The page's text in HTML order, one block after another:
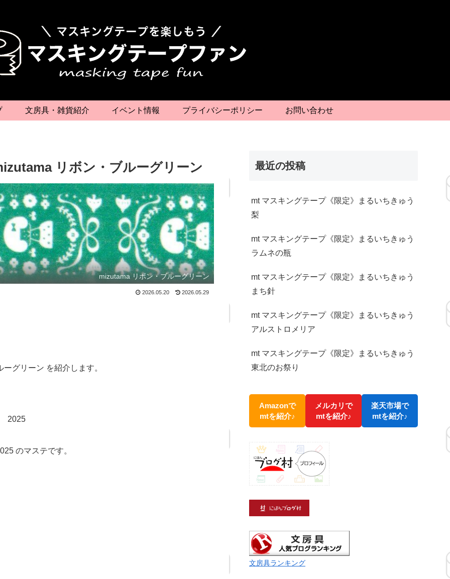
文房具・雑貨紹介 イベント情報 プライバシーポリシー お問い合わせ
リボン・ブルーグリーン
mizutama リボン・ブルーグリーン
2026.05.20 2026.05.29
グリーン を紹介します。
2025
のマステです。
最近の投稿
mt マスキングテープ《限定》まるいちきゅう
梨
mt マスキングテープ《限定》まるいちきゅう
ラムネの瓶
mt マスキングテープ《限定》まるいちきゅう
まち針
mt マスキングテープ《限定》まるいちきゅう
アルストロメリア
mt マスキングテープ《限定》まるいちきゅう
東北のお祭り
Amazonで
mtを紹介♪
メルカリで
mtを紹介♪
楽天市場で
mtを紹介♪
文房具ランキング